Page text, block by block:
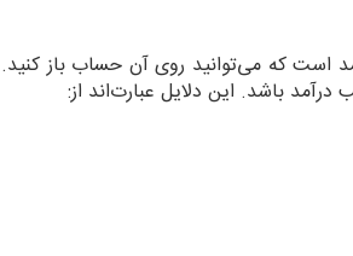
است که می‌توانید روی آن حساب باز کنید.
باشد. این دلایل عبارت‌اند از: